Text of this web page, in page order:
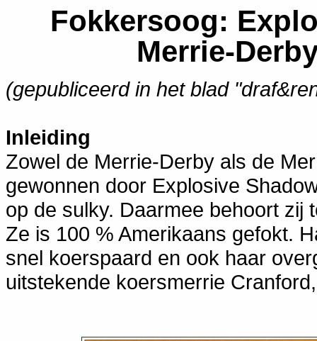
Fokkersoog:
Merrie-
(gepubliceerd in het blad
Inleiding
Zowel de Merrie-Derby als de
gewonnen door Explosive
op de sulky. Daarmee behoort zij
Ze is 100 % Amerikaans gefokt.
snel koerspaard en ook haar
uitstekende koersmerrie